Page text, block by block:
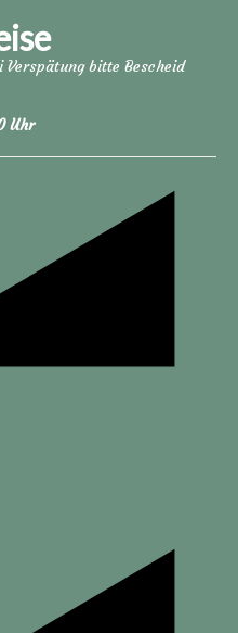
bitte Bescheid
Uhr